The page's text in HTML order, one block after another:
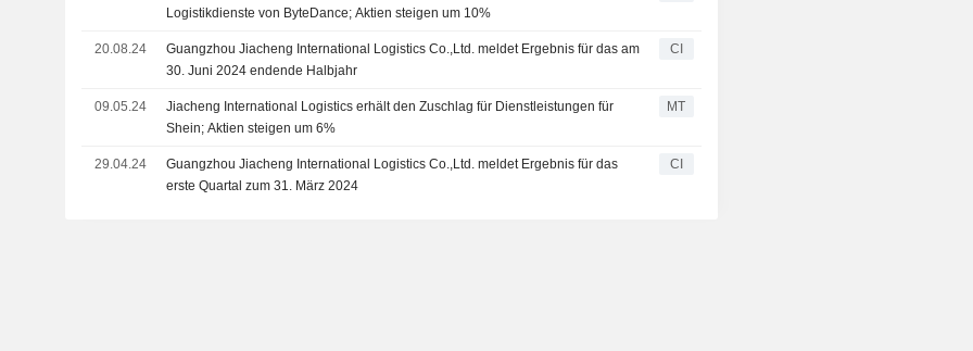
Logistikdienste von ByteDance; Aktien steigen um 10%
20.08.24
Guangzhou Jiacheng International Logistics Co.,Ltd. meldet Ergebnis für das am
30. Juni 2024 endende Halbjahr
CI
09.05.24
Jiacheng International Logistics erhält den Zuschlag für Dienstleistungen für
Shein; Aktien steigen um 6%
MT
29.04.24
Guangzhou Jiacheng International Logistics Co.,Ltd. meldet Ergebnis für das
erste Quartal zum 31. März 2024
CI